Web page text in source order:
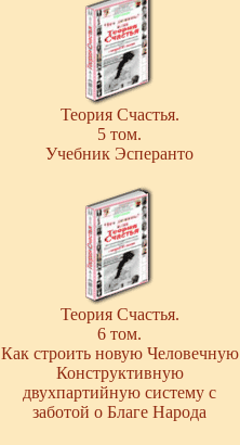
Теория Счастья.
5 том.
Учебник Эсперанто
Теория Счастья.
6 том.
Как строить новую Человечную
Конструктивную
двухпартийную систему с
заботой о Благе Народа